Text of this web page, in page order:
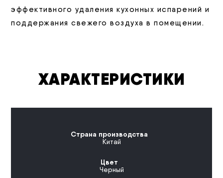
эффективного удаления кухонных испарений и
поддержания свежего воздуха в помещении.
ХАРАКТЕРИСТИКИ
Страна производства
Китай
Цвет
Черный